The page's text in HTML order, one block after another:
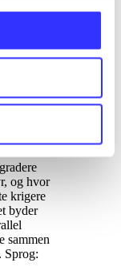
store
tiden
er
kan
derfor
i tiden.
Goku,
og hvor
krigere
byder
sammen
Sprog: